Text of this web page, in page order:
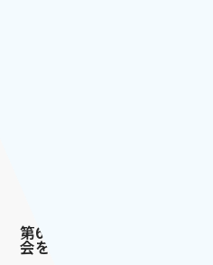
第66回青年局・青年部合同大
会を開催「信...